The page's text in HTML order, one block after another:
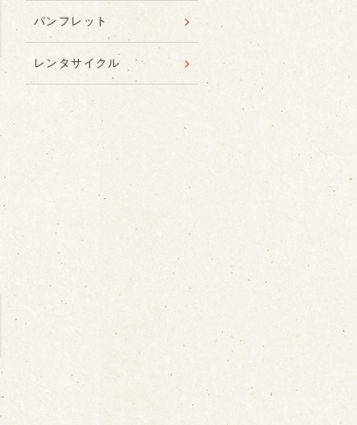
パンフレット
レンタサイクル